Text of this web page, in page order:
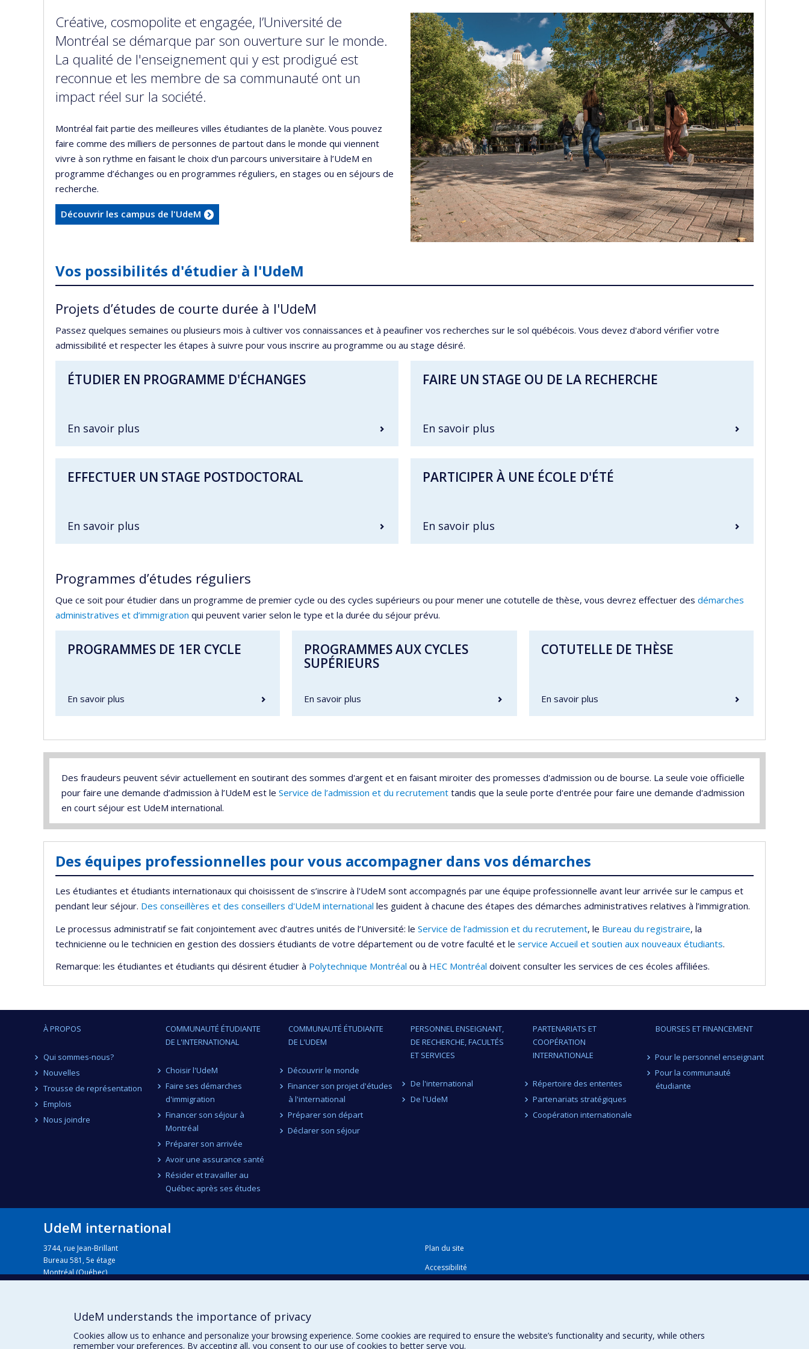
Créative, cosmopolite et engagée, l’Université de
Montréal se démarque par son ouverture sur le monde.
La qualité de l'enseignement qui y est prodigué est
reconnue et les membre de sa communauté ont un
impact réel sur la société.
Montréal fait partie des meilleures villes étudiantes de la planète. Vous pouvez
faire comme des milliers de personnes de partout dans le monde qui viennent
vivre à son rythme en faisant le choix d’un parcours universitaire à l’UdeM en
programme d’échanges ou en programmes réguliers, en stages ou en séjours de
recherche.
Découvrir les campus de l'UdeM
Vos possibilités d'étudier à l'UdeM
Projets d’études de courte durée à l'UdeM
Passez quelques semaines ou plusieurs mois à cultiver vos connaissances et à peaufiner vos recherches sur le sol québécois. Vous devez d'abord vérifier votre
admissibilité et respecter les étapes à suivre pour vous inscrire au programme ou au stage désiré.
ÉTUDIER EN PROGRAMME D'ÉCHANGES
En savoir plus
EFFECTUER UN STAGE POSTDOCTORAL
En savoir plus
FAIRE UN STAGE OU DE LA RECHERCHE
En savoir plus
PARTICIPER À UNE ÉCOLE D'ÉTÉ
En savoir plus
Programmes d’études réguliers
Que ce soit pour étudier dans un programme de premier cycle ou des cycles supérieurs ou pour mener une cotutelle de thèse, vous devrez effectuer des démarches
administratives et d’immigration qui peuvent varier selon le type et la durée du séjour prévu.
PROGRAMMES DE 1ER CYCLE
En savoir plus
PROGRAMMES AUX CYCLES
SUPÉRIEURS
En savoir plus
COTUTELLE DE THÈSE
En savoir plus
Des fraudeurs peuvent sévir actuellement en soutirant des sommes d'argent et en faisant miroiter des promesses d'admission ou de bourse. La seule voie officielle
pour faire une demande d’admission à l’UdeM est le Service de l’admission et du recrutement tandis que la seule porte d'entrée pour faire une demande d'admission
en court séjour est UdeM international.
Des équipes professionnelles pour vous accompagner dans vos démarches
Les étudiantes et étudiants internationaux qui choisissent de s’inscrire à l'UdeM sont accompagnés par une équipe professionnelle avant leur arrivée sur le campus et
pendant leur séjour. Des conseillères et des conseillers d'UdeM international les guident à chacune des étapes des démarches administratives relatives à l’immigration.
Le processus administratif se fait conjointement avec d’autres unités de l’Université: le Service de l’admission et du recrutement, le Bureau du registraire, la
technicienne ou le technicien en gestion des dossiers étudiants de votre département ou de votre faculté et le service Accueil et soutien aux nouveaux étudiants.
Remarque: les étudiantes et étudiants qui désirent étudier à Polytechnique Montréal ou à HEC Montréal doivent consulter les services de ces écoles affiliées.
À PROPOS
Qui sommes-nous?
Nouvelles
Trousse de représentation
Emplois
Nous joindre
COMMUNAUTÉ ÉTUDIANTE
DE L'INTERNATIONAL
Choisir l'UdeM
Faire ses démarches
d'immigration
Financer son séjour à
Montréal
Préparer son arrivée
Avoir une assurance santé
Résider et travailler au
Québec après ses études
COMMUNAUTÉ ÉTUDIANTE
DE L'UDEM
Découvrir le monde
Financer son projet d'études
à l'international
Préparer son départ
Déclarer son séjour
PERSONNEL ENSEIGNANT,
DE RECHERCHE, FACULTÉS
ET SERVICES
De l'international
De l'UdeM
PARTENARIATS ET
COOPÉRATION
INTERNATIONALE
Répertoire des ententes
Partenariats stratégiques
Coopération internationale
BOURSES ET FINANCEMENT
Pour le personnel enseignant
Pour la communauté
étudiante
UdeM international
3744, rue Jean-Brillant
Bureau 581, 5e étage
Montréal (Québec)
Plan du site
Accessibilité
UdeM understands the importance of privacy
Cookies allow us to enhance and personalize your browsing experience. Some cookies are required to ensure the website’s functionality and security, while others
remember your preferences. By accepting all, you consent to our use of cookies to better serve you.